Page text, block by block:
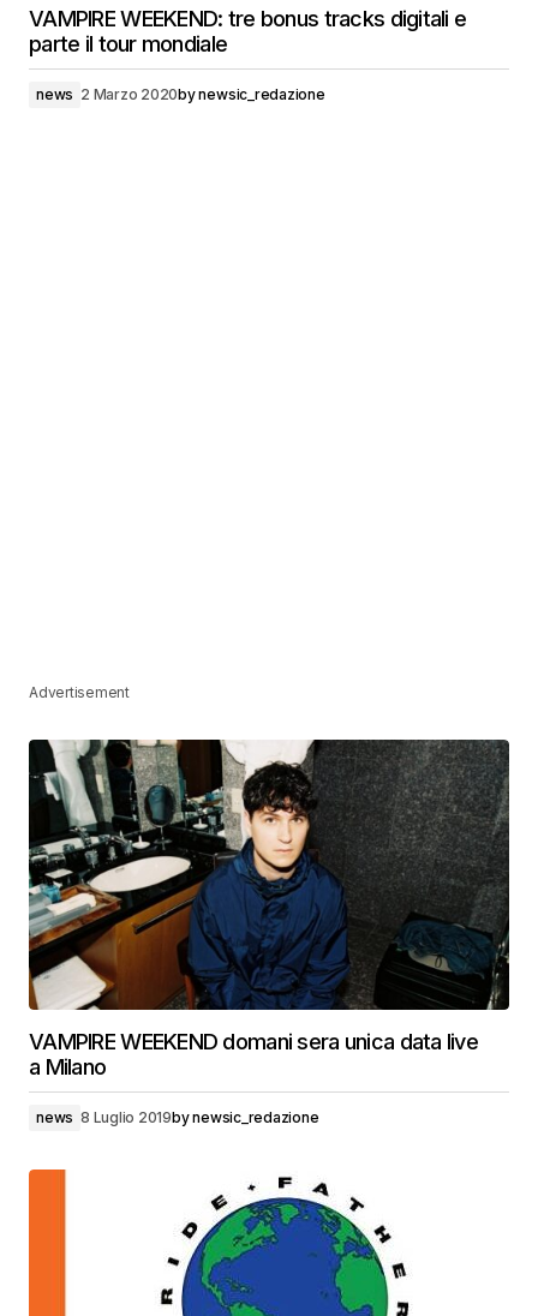
VAMPIRE WEEKEND: tre bonus tracks digitali e
parte il tour mondiale
news 2 Marzo 2020bynewsic_redazione
Advertisement
VAMPIRE WEEKEND domani sera unica data live
a Milano
news 8 Luglio 2019bynewsic_redazione